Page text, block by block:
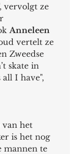
vervolgt ze
Anneleen
vertelt ze
Zweedse
skate in
I have",
van het
is het nog
mannen te